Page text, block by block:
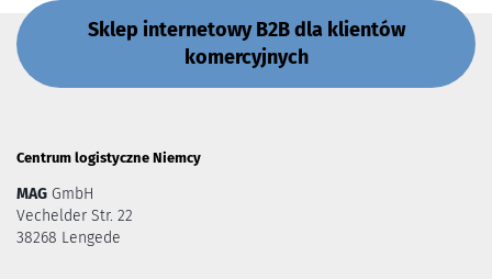
Sklep internetowy B2B dla klientów
komercyjnych
Centrum logistyczne Niemcy
MAG GmbH
Vechelder Str. 22
38268 Lengede